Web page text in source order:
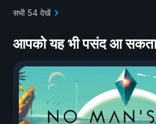
सभी 54 देखें
आपको यह भी पसंद आ